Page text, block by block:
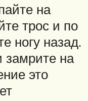
на
трос и по
ногу назад.
замрите на
это